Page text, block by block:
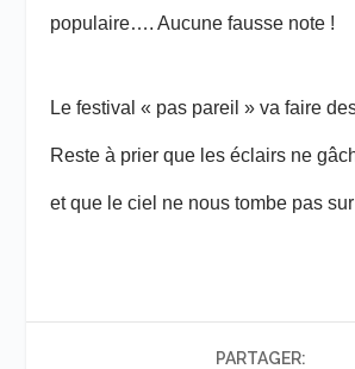
populaire…. Aucune fausse note !
Le festival « pas pareil » va faire
Reste à prier que les éclairs ne
et que le ciel ne nous tombe pas
PARTAGER: